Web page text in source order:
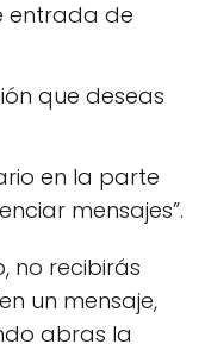
entrada de
que deseas
en la parte
mensajes”.
no recibirás
un mensaje,
abras la